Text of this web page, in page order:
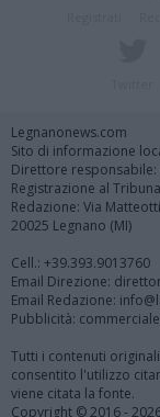
Legnanonews.com
Sito di informazione
Direttore responsabile:
Registrazione al
Redazione: Via
20025 Legnano (MI)
Cell.: +39.393.9013760
Email Direzione:
Email Redazione:
Pubblicità:
Tutti i contenuti
consentito l'utilizzo
viene citata la fonte.
Copyright © 2016 -